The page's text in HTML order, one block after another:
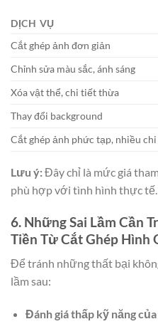
DỊCH VỤ
Cắt ghép ảnh đơn giản
Chỉnh sửa màu sắc, ánh sáng
Xóa vật thể, chi tiết thừa
Thay đổi background
Cắt ghép ảnh phức tạp, nhiều
Lưu ý:Đây chỉ là mức giá
phù hợp với tình hình thực tế.
6. Những Sai Lầm Cần
Tiền Từ Cắt Ghép Hình
Để tránh những thất bại
lầm sau:
Đánh giá thấp kỹ năng